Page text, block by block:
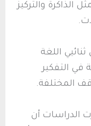
الذاكرة والتركيز
اللغة
في التفكير
المختلفة.
الدراسات أن